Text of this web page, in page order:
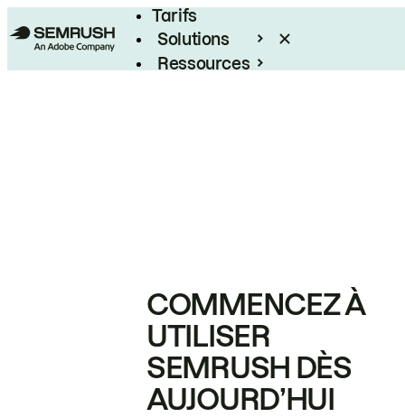
Tarifs
Solutions
Ressources
COMMENCEZ À
UTILISER
SEMRUSH DÈS
AUJOURD’HUI